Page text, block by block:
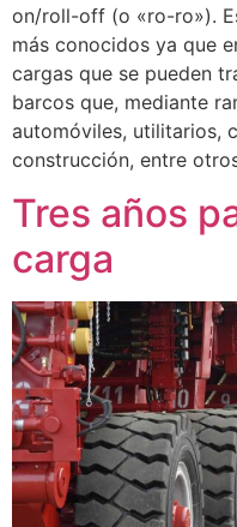
on/roll-off (o «ro-ro»).
más conocidos ya que
cargas que se pueden
barcos que, mediante
automóviles, utilitarios,
construcción, entre
Tres años
carga